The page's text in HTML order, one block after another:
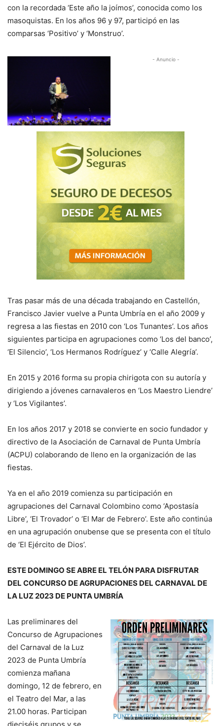
con la recordada ‘Este año la joímos’, conocida como los
masoquistas. En los años 96 y 97, participó en las
comparsas ‘Positivo’ y ‘Monstruo’.
- Anuncio -
Tras pasar más de una década trabajando en Castellón,
Francisco Javier vuelve a Punta Umbría en el año 2009 y
regresa a las fiestas en 2010 con ‘Los Tunantes’. Los años
siguientes participa en agrupaciones como ‘Los del banco’,
‘El Silencio’, ‘Los Hermanos Rodríguez’ y ‘Calle Alegría’.
En 2015 y 2016 forma su propia chirigota con su autoría y
dirigiendo a jóvenes carnavaleros en ‘Los Maestro Liendre’
y ‘Los Vigilantes’.
En los años 2017 y 2018 se convierte en socio fundador y
directivo de la Asociación de Carnaval de Punta Umbría
(ACPU) colaborando de lleno en la organización de las
fiestas.
Ya en el año 2019 comienza su participación en
agrupaciones del Carnaval Colombino como ‘Apostasía
Libre’, ‘El Trovador’ o ‘El Mar de Febrero’. Este año continúa
en una agrupación onubense que se presenta con el título
de ‘El Ejército de Dios’.
ESTE DOMINGO SE ABRE EL TELÓN PARA DISFRUTAR
DEL CONCURSO DE AGRUPACIONES DEL CARNAVAL DE
LA LUZ 2023 DE PUNTA UMBRÍA
Las preliminares del
Concurso de Agrupaciones
del Carnaval de la Luz
2023 de Punta Umbría
comienza mañana
domingo, 12 de febrero, en
el Teatro del Mar, a las
21.00 horas. Participan